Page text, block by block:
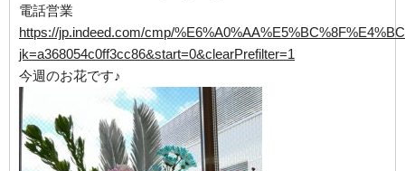
電話営業
https://jp.indeed.com/cmp/
jk=a368054c0ff3cc86&start=0&clearPrefilter=1
今週のお花です♪